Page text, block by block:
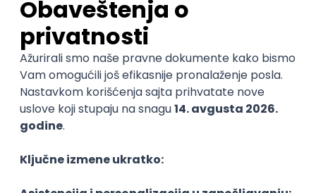
Sve ocene Kako funkcioniše ocenjivanje?
Student478
Student 3. godine
Moj utisak do sada je naporan i težak ali isplativ rad je